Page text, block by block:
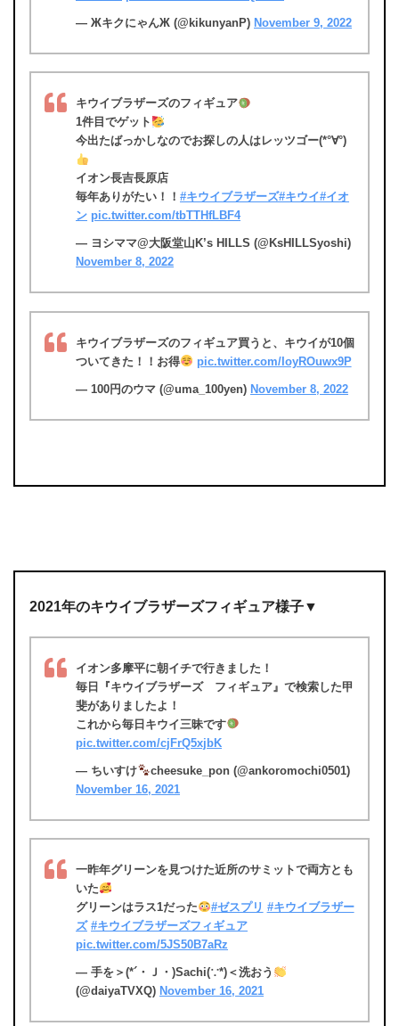
— ЖキクにゃんЖ (@kikunyanP) November 9, 2022
キウイブラザーズのフィギュア
1件目でゲット
今出たばっかしなのでお探しの人はレッツゴー(*°∀°)
イオン長吉長原店
毎年ありがたい！！ #キウイブラザーズ#キウイ#イオ
ン pic.twitter.com/tbTTHfLBF4
— ヨシママ@大阪堂山K’s HILLS (@KsHILLSyoshi)
November 8, 2022
キウイブラザーズのフィギュア買うと、キウイが10個
ついてきた！！お得
pic.twitter.com/IoyROuwx9P
— 100円のウマ (@uma_100yen) November 8, 2022
2021年のキウイブラザーズフィギュア様子▼
イオン多摩平に朝イチで行きました！
毎日『キウイブラザーズ フィギュア』で検索した甲
斐がありましたよ！
これから毎日キウイ三昧です
pic.twitter.com/cjFrQ5xjbK
— ちいすけ
cheesuke_pon (@ankoromochi0501)
November 16, 2021
一昨年グリーンを見つけた近所のサミットで両方とも
いた
グリーンはラス1だった
#ゼスプリ #キウイブラザー
ズ #キウイブラザーズフィギュア
pic.twitter.com/5JS50B7aRz
— 手を＞(*´・Ｊ・)Sachi(∵*)＜洗おう
(@daiyaTVXQ) November 16, 2021